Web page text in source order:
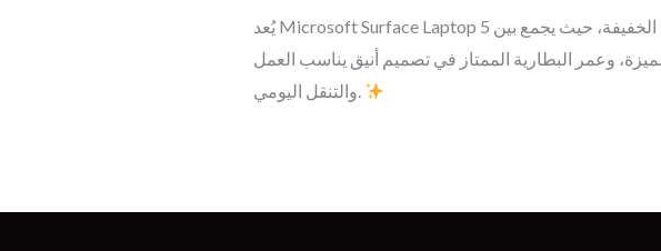
يُعد Microsoft Surface Laptop 5 من أفضل أجهزة الأعمال الخفيفة، حيث يجمع بين
وعمر البطارية الممتاز في تصميم أنيق يناسب العمل
والتنقل اليومي.